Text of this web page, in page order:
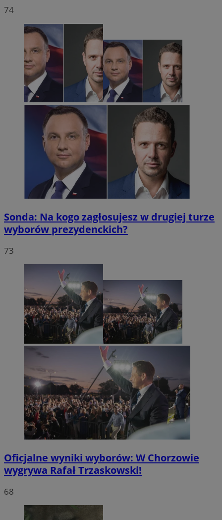
74
Sonda: Na kogo zagłosujesz w drugiej turze
wyborów prezydenckich?
73
Oficjalne wyniki wyborów: W Chorzowie
wygrywa Rafał Trzaskowski!
68